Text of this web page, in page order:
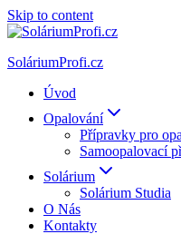
Skip to content
SoláriumProfi.cz
Úvod
Opalování
Přípravky pro
Samoopalovací
Solárium
Solárium Studia
O Nás
Kontakty